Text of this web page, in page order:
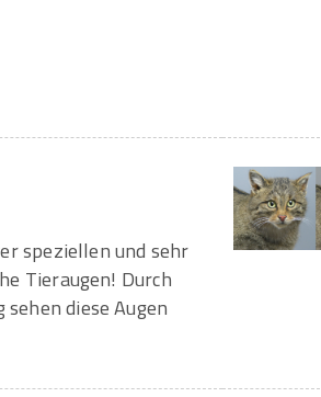
speziellen und sehr
Tieraugen! Durch
diese Augen